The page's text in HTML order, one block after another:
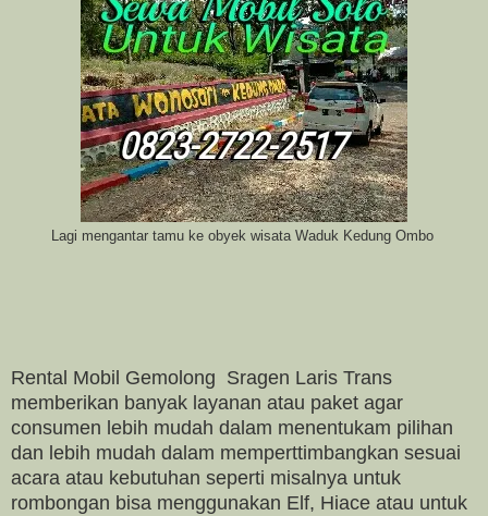
Lagi mengantar tamu ke obyek wisata Waduk Kedung Ombo
Rental Mobil Gemolong Sragen Laris Trans
memberikan banyak layanan atau paket agar
consumen lebih mudah dalam menentukam pilihan
dan lebih mudah dalam memperttimbangkan sesuai
acara atau kebutuhan seperti misalnya untuk
rombongan bisa menggunakan Elf, Hiace atau untuk